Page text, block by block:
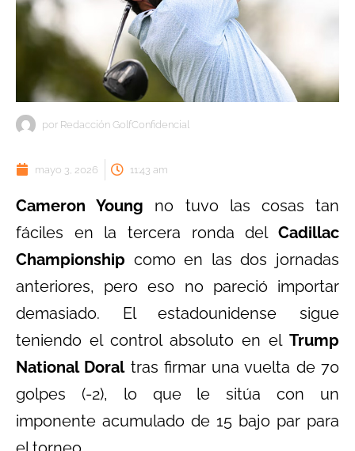
por Redacción GolfConfidencial
mayo 3, 2026 11:43 am
Cameron Young no tuvo las cosas tan
fáciles en la tercera ronda del Cadillac
Championship como en las dos jornadas
anteriores, pero eso no pareció importar
demasiado. El estadounidense sigue
teniendo el control absoluto en el Trump
National Doraltras firmar una vuelta de 70
golpes (-2), lo que le sitúa con un
imponente acumulado de 15 bajo par para